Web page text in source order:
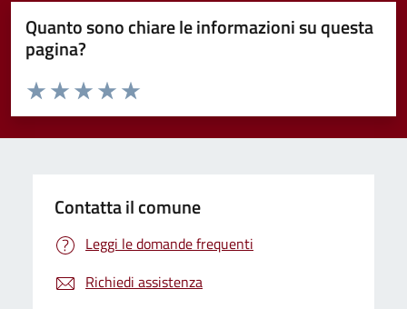
Quanto sono chiare le informazioni su questa
pagina?
Valuta da 1 a 5 stelle la pagina
Valuta 5 stelle su 5
Valuta 4 stelle su 5
Valuta 3 stelle su 5
Valuta 2 stelle su 5
Valuta 1 stelle su 5
Contatta il comune
Leggi le domande frequenti
Richiedi assistenza